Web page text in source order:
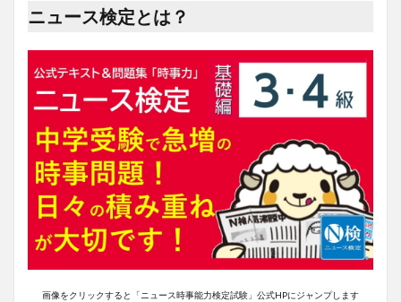
ニュース検定とは？
画像をクリックすると「ニュース時事能力検定試験」公式HPにジャンプします